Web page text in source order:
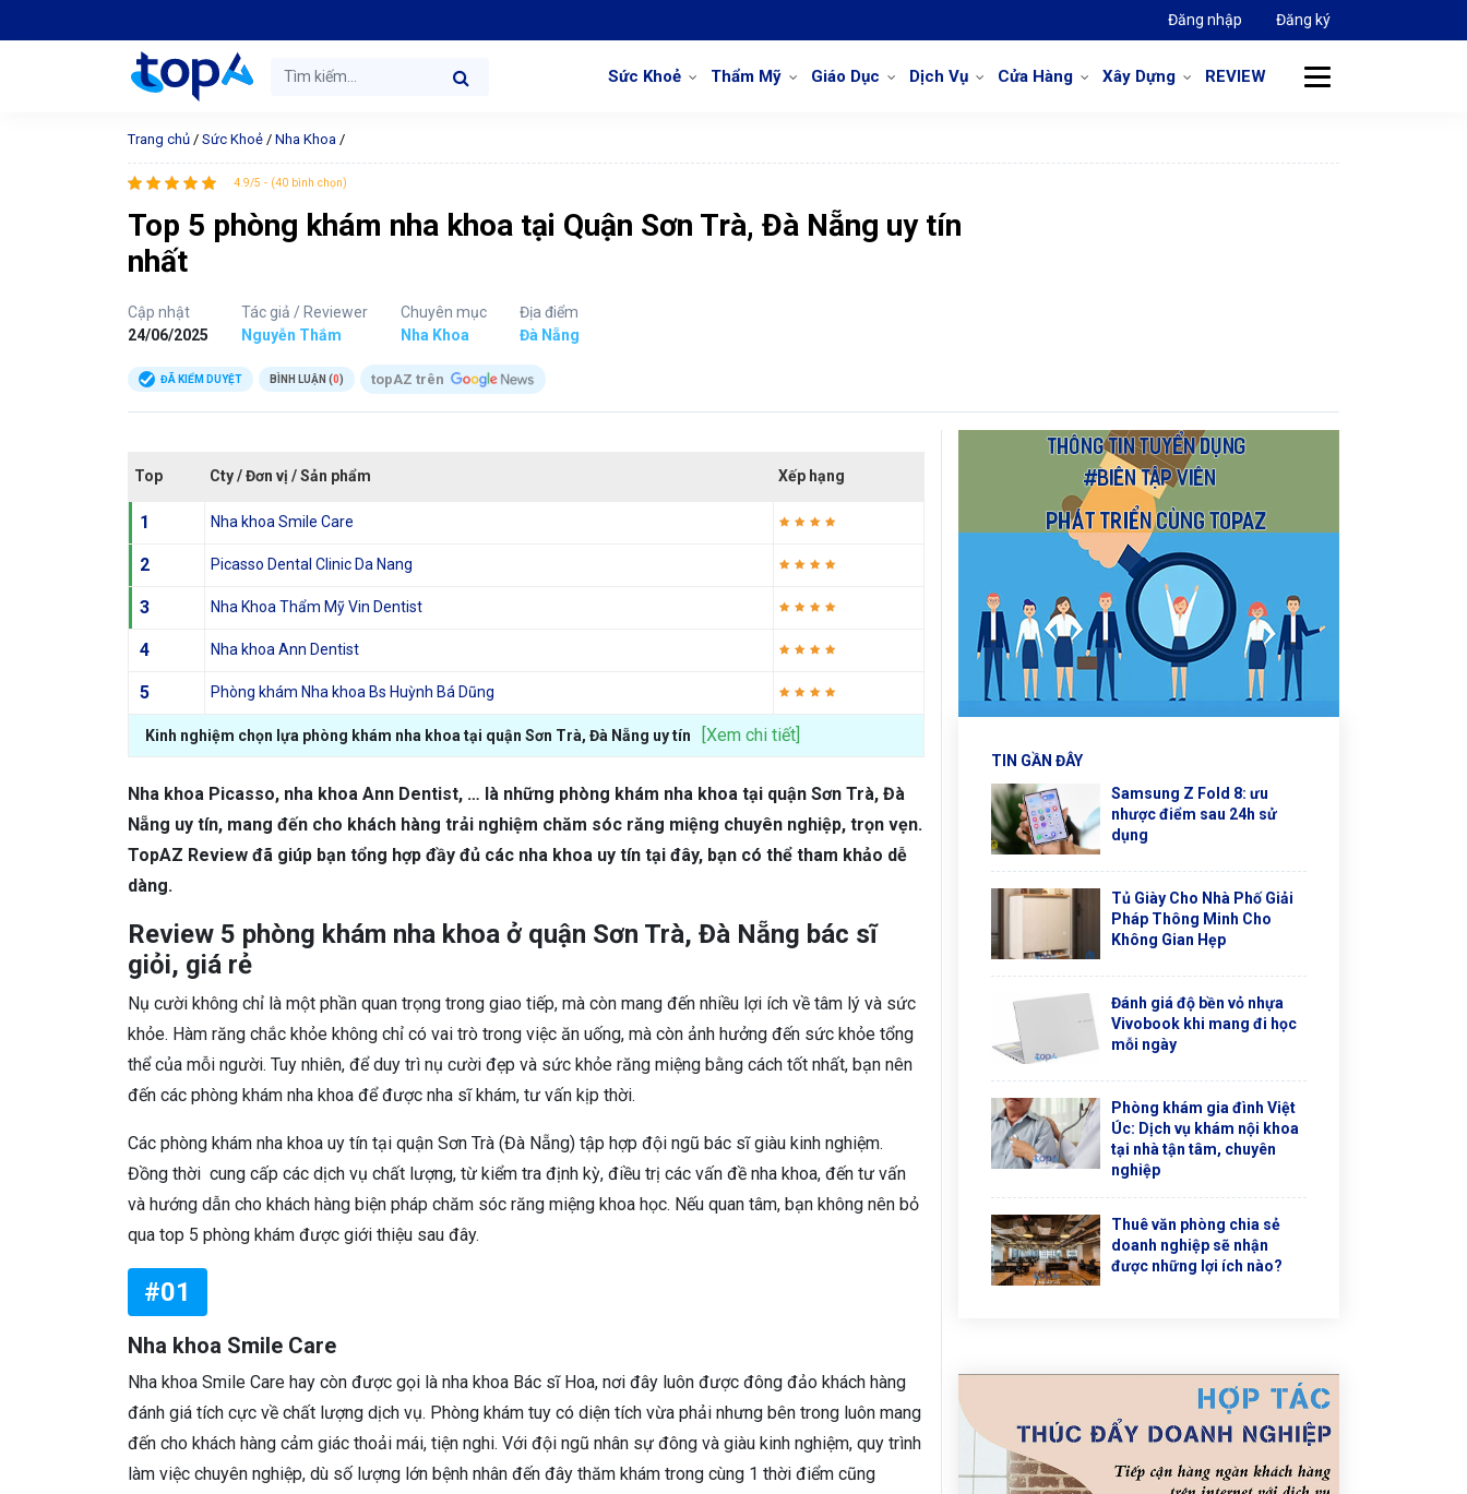
Đăng nhập Đăng ký
Sức Khoẻ Thẩm Mỹ Giáo Dục Dịch Vụ Cửa Hàng Xây Dựng REVIEW
Trang chủ / Sức Khoẻ / Nha Khoa /
4.9/5 - (40 bình chọn)
Top 5 phòng khám nha khoa tại Quận Sơn Trà, Đà Nẵng uy tín
nhất
Cập nhật
24/06/2025
Tác giả / Reviewer
Nguyễn Thắm
Chuyên mục
Nha Khoa
Địa điểm
Đà Nẵng
ĐÃ KIỂM DUYỆT BÌNH LUẬN (0) topAZ trên
Top Cty / Đơn vị / Sản phẩm Xếp hạng
1 Nha khoa Smile Care
2 Picasso Dental Clinic Da Nang
3 Nha Khoa Thẩm Mỹ Vin Dentist
4 Nha khoa Ann Dentist
5 Phòng khám Nha khoa Bs Huỳnh Bá Dũng
Kinh nghiệm chọn lựa phòng khám nha khoa tại quận Sơn Trà, Đà Nẵng uy tín [Xem chi tiết]
Nha khoa Picasso, nha khoa Ann Dentist, … là những phòng khám nha khoa tại quận Sơn Trà, Đà
Nẵng uy tín, mang đến cho khách hàng trải nghiệm chăm sóc răng miệng chuyên nghiệp, trọn vẹn.
TopAZ Review đã giúp bạn tổng hợp đầy đủ các nha khoa uy tín tại đây, bạn có thể tham khảo dễ
dàng.
Review 5 phòng khám nha khoa ở quận Sơn Trà, Đà Nẵng bác sĩ
giỏi, giá rẻ
Nụ cười không chỉ là một phần quan trọng trong giao tiếp, mà còn mang đến nhiều lợi ích về tâm lý và sức
khỏe. Hàm răng chắc khỏe không chỉ có vai trò trong việc ăn uống, mà còn ảnh hưởng đến sức khỏe tổng
thể của mỗi người. Tuy nhiên, để duy trì nụ cười đẹp và sức khỏe răng miệng bằng cách tốt nhất, bạn nên
đến các phòng khám nha khoa để được nha sĩ khám, tư vấn kịp thời.
Các phòng khám nha khoa uy tín tại quận Sơn Trà (Đà Nẵng) tập hợp đội ngũ bác sĩ giàu kinh nghiệm.
Đồng thời cung cấp các dịch vụ chất lượng, từ kiểm tra định kỳ, điều trị các vấn đề nha khoa, đến tư vấn
và hướng dẫn cho khách hàng biện pháp chăm sóc răng miệng khoa học. Nếu quan tâm, bạn không nên bỏ
qua top 5 phòng khám được giới thiệu sau đây.
#01
Nha khoa Smile Care
Nha khoa Smile Care hay còn được gọi là nha khoa Bác sĩ Hoa, nơi đây luôn được đông đảo khách hàng
đánh giá tích cực về chất lượng dịch vụ. Phòng khám tuy có diện tích vừa phải nhưng bên trong luôn mang
đến cho khách hàng cảm giác thoải mái, tiện nghi. Với đội ngũ nhân sự đông và giàu kinh nghiệm, quy trình
làm việc chuyên nghiệp, dù số lượng lớn bệnh nhân đến đây thăm khám trong cùng 1 thời điểm cũng
TIN GẦN ĐÂY
Samsung Z Fold 8: ưu
nhược điểm sau 24h sử
dụng
Tủ Giày Cho Nhà Phố Giải
Pháp Thông Minh Cho
Không Gian Hẹp
Đánh giá độ bền vỏ nhựa
Vivobook khi mang đi học
mỗi ngày
Phòng khám gia đình Việt
Úc: Dịch vụ khám nội khoa
tại nhà tận tâm, chuyên
nghiệp
Thuê văn phòng chia sẻ
doanh nghiệp sẽ nhận
được những lợi ích nào?